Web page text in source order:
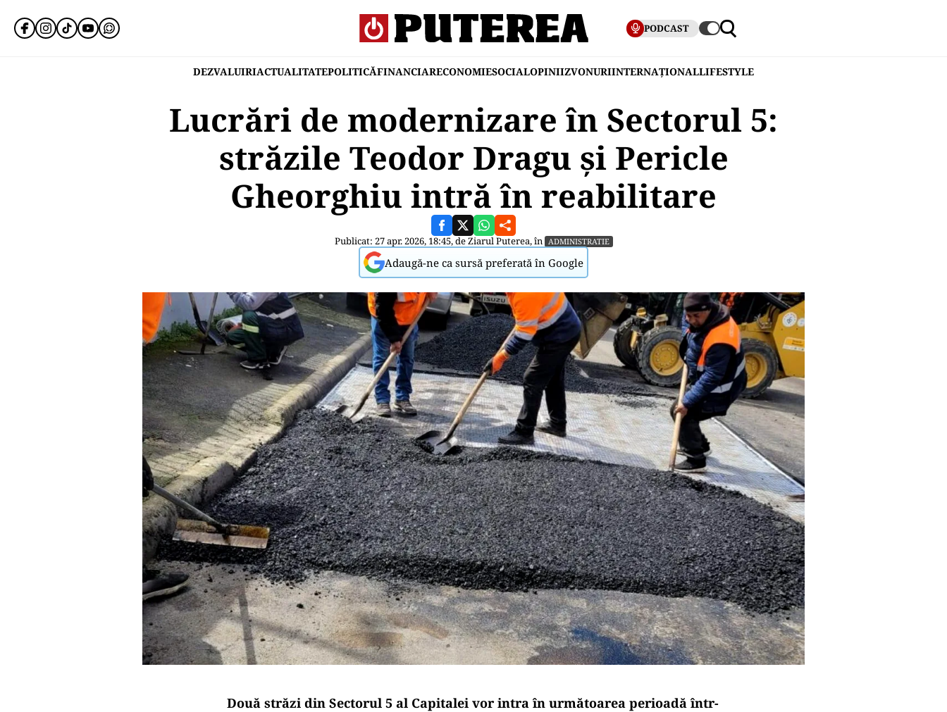
PODCAST
DEZVALUIRIACTUALITATEPOLITICĂFINANCIARECONOMIESOCIALOPINIIZVONURIINTERNAȚIONALLIFESTYLE
Lucrări de modernizare în Sectorul 5:
străzile Teodor Dragu și Pericle
Gheorghiu intră în reabilitare
Publicat: 27 apr. 2026, 18:45, deZiarul Puterea, în ADMINISTRATIE
Adaugă-ne ca sursă preferată în Google
Două străzi din Sectorul 5 al Capitalei vor intra în următoarea perioadă într-